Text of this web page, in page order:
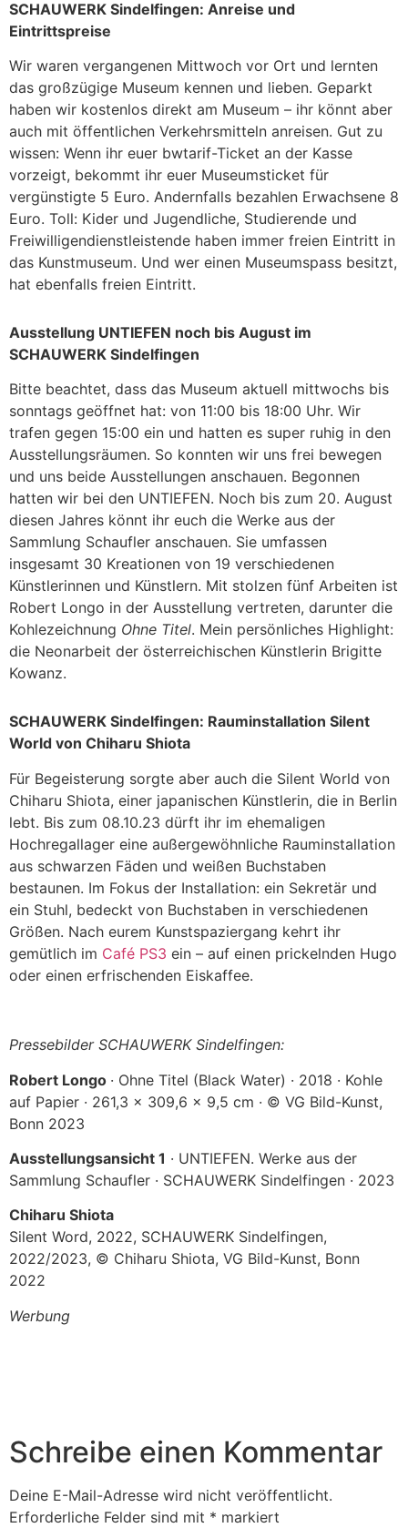
SCHAUWERK Sindelfingen: Anreise und
Eintrittspreise
Wir waren vergangenen Mittwoch vor Ort und lernten
das großzügige Museum kennen und lieben. Geparkt
haben wir kostenlos direkt am Museum – ihr könnt aber
auch mit öffentlichen Verkehrsmitteln anreisen. Gut zu
wissen: Wenn ihr euer bwtarif-Ticket an der Kasse
vorzeigt, bekommt ihr euer Museumsticket für
vergünstigte 5 Euro. Andernfalls bezahlen Erwachsene 8
Euro. Toll: Kider und Jugendliche, Studierende und
Freiwilligendienstleistende haben immer freien Eintritt in
das Kunstmuseum. Und wer einen Museumspass besitzt,
hat ebenfalls freien Eintritt.
Ausstellung UNTIEFEN noch bis August im
SCHAUWERK Sindelfingen
Bitte beachtet, dass das Museum aktuell mittwochs bis
sonntags geöffnet hat: von 11:00 bis 18:00 Uhr. Wir
trafen gegen 15:00 ein und hatten es super ruhig in den
Ausstellungsräumen. So konnten wir uns frei bewegen
und uns beide Ausstellungen anschauen. Begonnen
hatten wir bei den UNTIEFEN. Noch bis zum 20. August
diesen Jahres könnt ihr euch die Werke aus der
Sammlung Schaufler anschauen. Sie umfassen
insgesamt 30 Kreationen von 19 verschiedenen
Künstlerinnen und Künstlern. Mit stolzen fünf Arbeiten ist
Robert Longo in der Ausstellung vertreten, darunter die
Kohlezeichnung Ohne Titel. Mein persönliches Highlight:
die Neonarbeit der österreichischen Künstlerin Brigitte
Kowanz.
SCHAUWERK Sindelfingen: Rauminstallation Silent
World von Chiharu Shiota
Für Begeisterung sorgte aber auch die Silent World von
Chiharu Shiota, einer japanischen Künstlerin, die in Berlin
lebt. Bis zum 08.10.23 dürft ihr im ehemaligen
Hochregallager eine außergewöhnliche Rauminstallation
aus schwarzen Fäden und weißen Buchstaben
bestaunen. Im Fokus der Installation: ein Sekretär und
ein Stuhl, bedeckt von Buchstaben in verschiedenen
Größen. Nach eurem Kunstspaziergang kehrt ihr
gemütlich im Café PS3 ein – auf einen prickelnden Hugo
oder einen erfrischenden Eiskaffee.
Pressebilder SCHAUWERK Sindelfingen:
Robert Longo · Ohne Titel (Black Water) · 2018 · Kohle
auf Papier · 261,3 x 309,6 x 9,5 cm · © VG Bild-Kunst,
Bonn 2023
Ausstellungsansicht 1 · UNTIEFEN. Werke aus der
Sammlung Schaufler · SCHAUWERK Sindelfingen · 2023
Chiharu Shiota
Silent Word, 2022, SCHAUWERK Sindelfingen,
2022/2023, © Chiharu Shiota, VG Bild-Kunst, Bonn
2022
Werbung
Schreibe einen Kommentar
Deine E-Mail-Adresse wird nicht veröffentlicht.
Erforderliche Felder sind mit * markiert